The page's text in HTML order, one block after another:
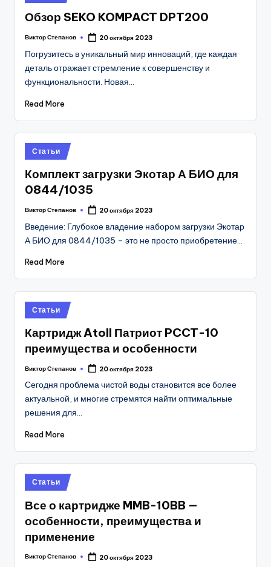
in
Обзор SEKO KOMPACT DPT200
Posted
Виктор Степанов 20 октября 2023
Погрузитесь в уникальный мир инноваций, где каждая
деталь отражает стремление к совершенству и
функциональности. Новая…
Read More
Posted
in
Статьи
Комплект загрузки Экотар А БИО для
0844/1035
Posted
Виктор Степанов 20 октября 2023
Введение: Глубокое владение набором загрузки Экотар
А БИО для 0844/1035 – это не просто приобретение…
Read More
Posted
in
Статьи
Картридж Atoll Патриот PCCT-10
преимущества и особенности
Posted
Виктор Степанов 20 октября 2023
Сегодня проблема чистой воды становится все более
актуальной, и многие стремятся найти оптимальные
решения для…
Read More
Posted
in
Статьи
Все о картридже MMB-10BB —
особенности, преимущества и
применение
Posted
Виктор Степанов 20 октября 2023